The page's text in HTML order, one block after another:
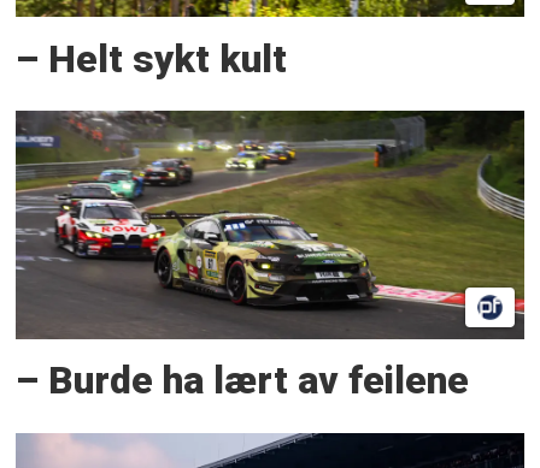
– Helt sykt kult
– Burde ha lært av feilene